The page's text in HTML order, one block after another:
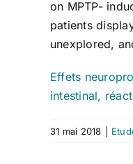
on MPTP-
patients
unexplored,
Effets
intestinal,
31 mai 2018